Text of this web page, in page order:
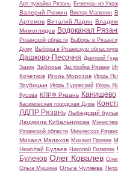
Арт-лужайка Рязань Беженцы из
Валерий Рюмин Виктор Малюгин
Артемов Виталий Ларин
Мимоглядов Водоканал
Рязанской области Выборы в
Думу Выборы в Рязанскую
Дашково-Песочня Дмитрий
Зызин Заборье Застройка Рязани
Кочетков Игорь Морозов Игорь
Трубицын Игорь Туровский Игорь
Кусова КПРФ Рязань Канищево
Касимовская городская Дума
ЛДПР Рязань Лыбедский
Людмила Кибальникова
Рязанской области Минлесхоз
Михаил Малахов Михаил Пронин
Николай Булаев Николай Пилюгин
Булеков Олег Ковалев
Ольга Мишина Ольга Чуляева